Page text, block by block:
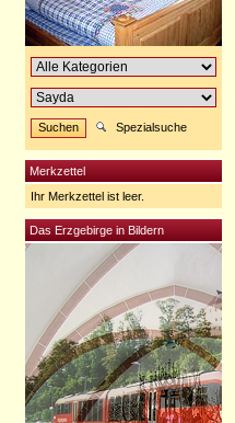
Spezialsuche
Merkzettel
Ihr Merkzettel ist leer.
Das Erzgebirge in Bildern